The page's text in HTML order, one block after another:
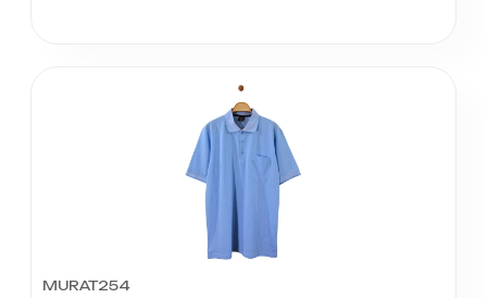
MURAT254